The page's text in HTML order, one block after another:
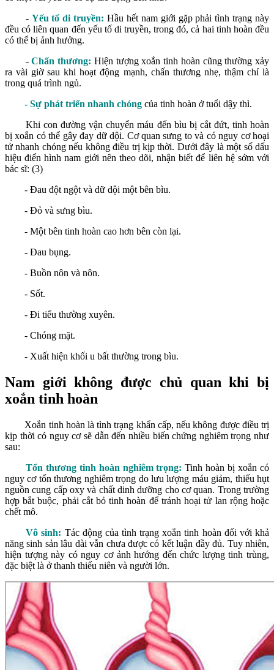
- Yếu tố di truyền:Hầu hết nam giới gặp phải tình trạng này
đều có liên quan đến yếu tố di truyền, trong đó, cả hai tinh hoàn đều
có thể bị ảnh hưởng.
-Chấn thương: Hiện tượng xoắn tinh hoàn cũng thường xảy
ra vài giờ sau khi hoạt động mạnh, chấn thương nhẹ, thậm chí là
trong quá trình ngủ.
- Sự phát triển nhanh chóng của tinh hoàn ở tuổi dậy thì.
Khi con đường vận chuyển máu đến bìu bị cắt đứt, tinh hoàn
bị xoắn có thể gây đay dữ dội. Cơ quan sưng to và có nguy cơ hoại
tử nhanh chóng nếu không điều trị kịp thời. Dưới đây là một số dấu
hiệu điển hình nam giới nên theo dõi, nhận biết để liên hệ sớm với
bác sĩ: (3)
- Đau đột ngột và dữ dội một bên bìu.
- Đỏ và sưng bìu.
- Một bên tinh hoàn cao hơn bên còn lại.
- Đau bụng.
- Buồn nôn và nôn.
- Sốt.
- Đi tiểu thường xuyên.
- Chóng mặt.
- Xuất hiện khối u bất thường trong bìu.
Nam giới không được chủ quan khi bị
xoắn tinh hoàn
Xoắn tinh hoàn là tình trạng khẩn cấp, nếu không được điều trị
kịp thời có nguy cơ sẽ dẫn đến nhiều biến chứng nghiêm trọng như
sau:
Tổn thương tinh hoàn nghiêm trọng:Tinh hoàn bị xoắn có
nguy cơ tổn thương nghiêm trọng do lưu lượng máu giảm, thiếu hụt
nguồn cung cấp oxy và chất dinh dưỡng cho cơ quan. Trong trường
hợp bắt buộc, phải cắt bỏ tinh hoàn để tránh hoại tử lan rộng hoặc
chết mô.
Vô sinh: Tác động của tình trạng xoắn tinh hoàn đối với khả
năng sinh sản lâu dài vẫn chưa được có kết luận đầy đủ. Tuy nhiên,
hiện tượng này có nguy cơ ảnh hướng đến chức lượng tinh trùng,
đặc biệt là ở thanh thiếu niên và người lớn.